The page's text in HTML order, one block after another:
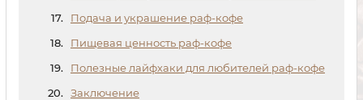
Подача и украшение раф-кофе
Пищевая ценность раф-кофе
Полезные лайфхаки для любителей раф-кофе
Заключение